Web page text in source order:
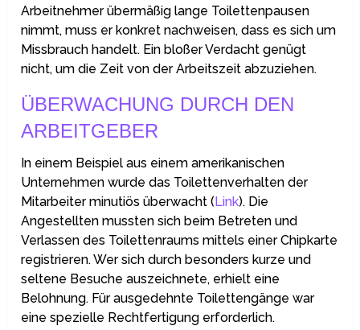
Arbeitnehmer übermäßig lange Toilettenpausen
nimmt, muss er konkret nachweisen, dass es sich um
Missbrauch handelt. Ein bloßer Verdacht genügt
nicht, um die Zeit von der Arbeitszeit abzuziehen.
ÜBERWACHUNG DURCH DEN
ARBEITGEBER
In einem Beispiel aus einem amerikanischen
Unternehmen wurde das Toilettenverhalten der
Mitarbeiter minutiös überwacht ( Link). Die
Angestellten mussten sich beim Betreten und
Verlassen des Toilettenraums mittels einer Chipkarte
registrieren. Wer sich durch besonders kurze und
seltene Besuche auszeichnete, erhielt eine
Belohnung. Für ausgedehnte Toilettengänge war
eine spezielle Rechtfertigung erforderlich.